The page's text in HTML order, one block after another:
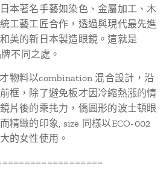
本著名手藝如染色、金屬加工、木
工藝工匠合作，透過與現代最先進
美的新日本製造眼鏡。這就是
不同之處。
物料以combination 混合設計，沿
框，除了避免板才因冷縮熱漲的情
片後的乘扥力，僑圓形的波士頓眼
精緻的印象, size 同樣以ECO-002
的女性使用。